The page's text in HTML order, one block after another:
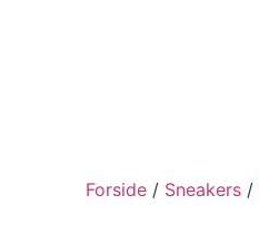
Forside / Sneakers /